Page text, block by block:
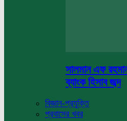
সালমান এফ
ব্যাংক হিসাব জব্দ
বিজ্ঞান-প্রযুক্তি
প্রবাসের খবর